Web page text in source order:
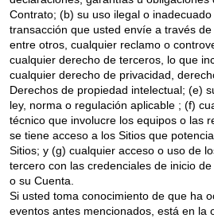
Contrato; (b) su uso ilegal o
transacción que usted envíe a través de
entre otros, cualquier reclamo o
cualquier derecho de terceros, lo que
cualquier derecho de privacidad,
Derechos de propiedad intelectual; (e)
ley, norma o regulación aplicable ; (f)
técnico que involucre los equipos o las
se tiene acceso a los Sitios que
Sitios; y (g) cualquier acceso o uso de
tercero con las credenciales de inicio
o su Cuenta.
Si usted toma conocimiento de que ha
eventos antes mencionados, está en la